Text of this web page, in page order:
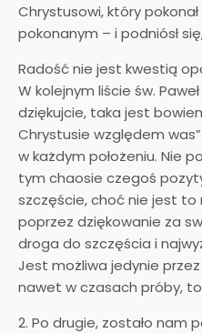
Chrystusowi, który
pokonanym – i podniósł
Radość nie jest kwestią
W kolejnym liście św.
dziękujcie, taka jest
Chrystusie względem was”
w każdym położeniu. Nie
tym chaosie czegoś
szczęście, choć nie jest to
poprzez dziękowanie za
droga do szczęścia i
Jest możliwa jedynie przez
nawet w czasach próby,
2. Po drugie, zostało nam